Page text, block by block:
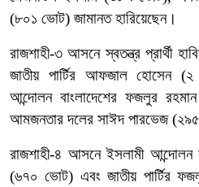
(৮০১ ভোট) জামানত হারিয়েছেন।
রাজশাহী-৩ আসনে স্বতন্ত্র প্রার্থী
জাতীয় পার্টির আফজাল হোসেন
আন্দোলন বাংলাদেশের ফজলুর
আমজনতার দলের সাঈদ পারভেজ (২৯৫
রাজশাহী-৪ আসনে ইসলামী আন্দোলন
(৬৭০ ভোট) এবং জাতীয় পার্টির